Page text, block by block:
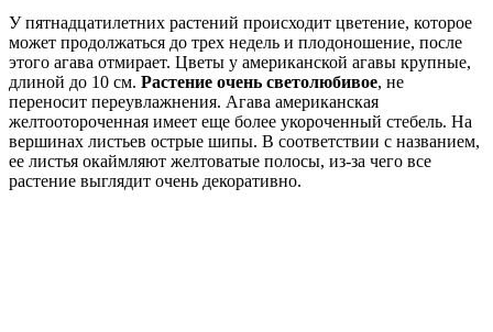
У пятнадцатилетних растений происходит цветение, которое
может продолжаться до трех недель и плодоношение, после
этого агава отмирает. Цветы у американской агавы крупные,
длиной до 10 см. Растение очень светолюбивое, не
переносит переувлажнения. Агава американская
желтоотороченная имеет еще более укороченный стебель. На
вершинах листьев острые шипы. В соответствии с названием,
ее листья окаймляют желтоватые полосы, из-за чего все
растение выглядит очень декоративно.